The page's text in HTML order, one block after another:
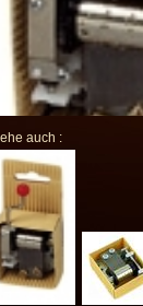
auch :